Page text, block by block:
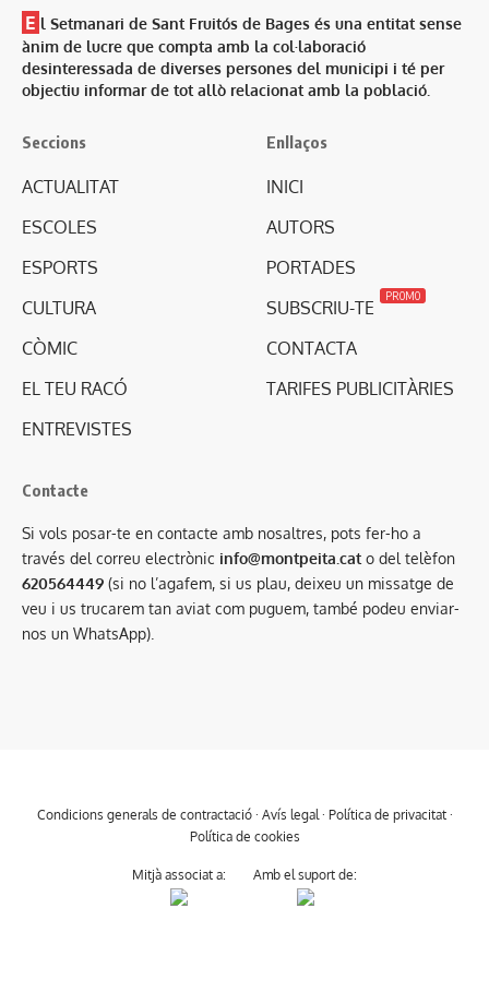
E l Setmanari de Sant Fruitós de Bages és una entitat sense
ànim de lucre que compta amb la col·laboració
desinteressada de diverses persones del municipi i té per
objectiu informar de tot allò relacionat amb la població.
Seccions
ACTUALITAT
ESCOLES
ESPORTS
CULTURA
CÒMIC
EL TEU RACÓ
ENTREVISTES
Enllaços
INICI
AUTORS
PORTADES
SUBSCRIU-TE
PROMO
CONTACTA
TARIFES PUBLICITÀRIES
Contacte
Si vols posar-te en contacte amb nosaltres, pots fer-ho a
través del correu electrònic info@montpeita.cat o del telèfon
620564449 (si no l’agafem, si us plau, deixeu un missatge de
veu i us trucarem tan aviat com puguem, també podeu enviar-
nos un WhatsApp).
Condicions generals de contractació· Avís legal · Política de privacitat·
Política de cookies
Mitjà associat a: Amb el suport de: